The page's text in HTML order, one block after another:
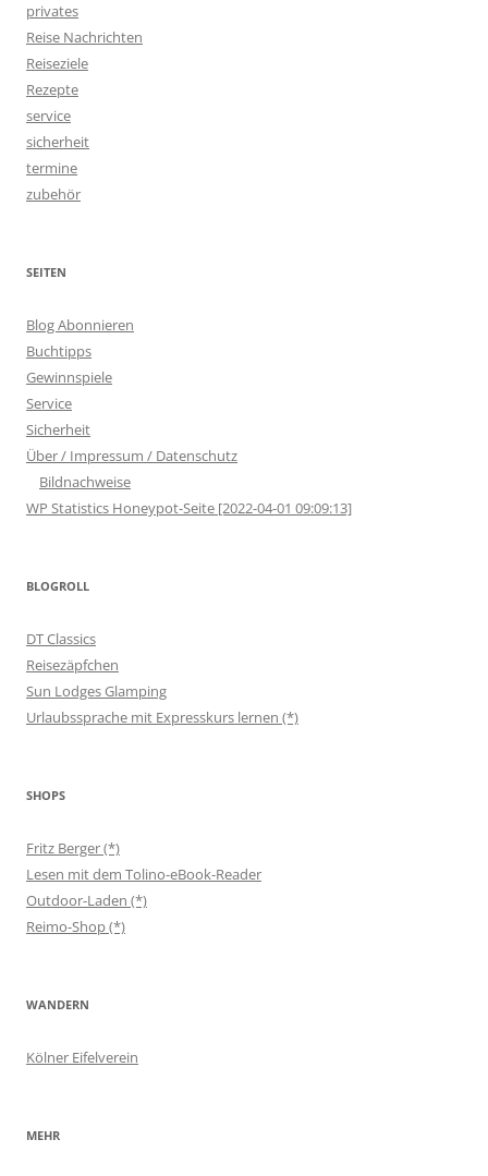
privates
Reise Nachrichten
Reiseziele
Rezepte
service
sicherheit
termine
zubehör
SEITEN
Blog Abonnieren
Buchtipps
Gewinnspiele
Service
Sicherheit
Über / Impressum / Datenschutz
Bildnachweise
WP Statistics Honeypot-Seite [2022-04-01 09:09:13]
BLOGROLL
DT Classics
Reisezäpfchen
Sun Lodges Glamping
Urlaubssprache mit Expresskurs lernen (*)
SHOPS
Fritz Berger (*)
Lesen mit dem Tolino-eBook-Reader
Outdoor-Laden (*)
Reimo-Shop (*)
WANDERN
Kölner Eifelverein
MEHR